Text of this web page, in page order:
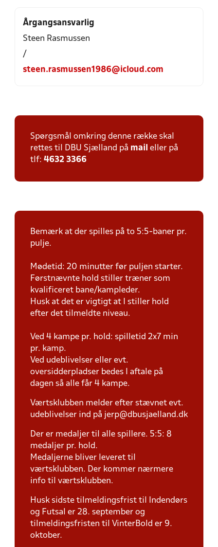
Årgangsansvarlig
Steen Rasmussen
/
steen.rasmussen1986@icloud.com
Spørgsmål omkring denne række skal
rettes til DBU Sjælland på mail eller på
tlf: 4632 3366
Bemærk at der spilles på to 5:5-baner pr.
pulje.
Mødetid: 20 minutter før puljen starter.
Førstnævnte hold stiller træner som
kvalificeret bane/kampleder.
Husk at det er vigtigt at I stiller hold
efter det tilmeldte niveau.
Ved 4 kampe pr. hold: spilletid 2x7 min
pr. kamp.
Ved udeblivelser eller evt.
oversidderpladser bedes I aftale på
dagen så alle får 4 kampe.
Værtsklubben melder efter stævnet evt.
udeblivelser ind på jerp@dbusjaelland.dk
Der er medaljer til alle spillere. 5:5: 8
medaljer pr. hold.
Medaljerne bliver leveret til
værtsklubben. Der kommer nærmere
info til værtsklubben.
Husk sidste tilmeldingsfrist til Indendørs
og Futsal er 28. september og
tilmeldingsfristen til VinterBold er 9.
oktober.